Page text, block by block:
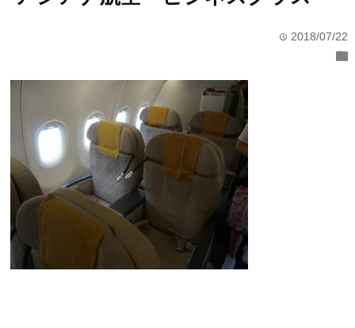
time 2018/07/22
folder